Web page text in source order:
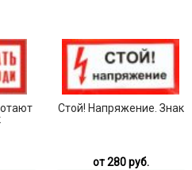
Стой! Напряжение. Знак
от 280 руб.